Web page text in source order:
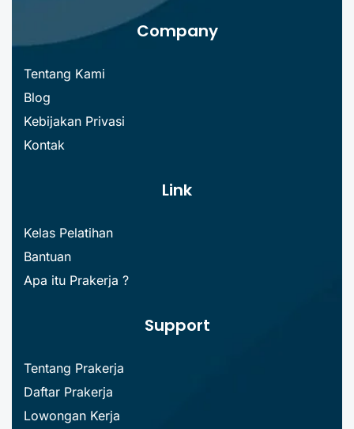
Company
Tentang Kami
Blog
Kebijakan Privasi
Kontak
Link
Kelas Pelatihan
Bantuan
Apa itu Prakerja ?
Support
Tentang Prakerja
Daftar Prakerja
Lowongan Kerja